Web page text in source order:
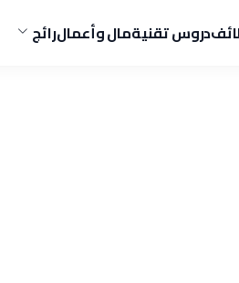
دروس تقنيةمال وأعمالرائج